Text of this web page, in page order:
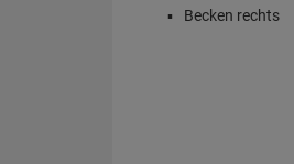
Becken rechts